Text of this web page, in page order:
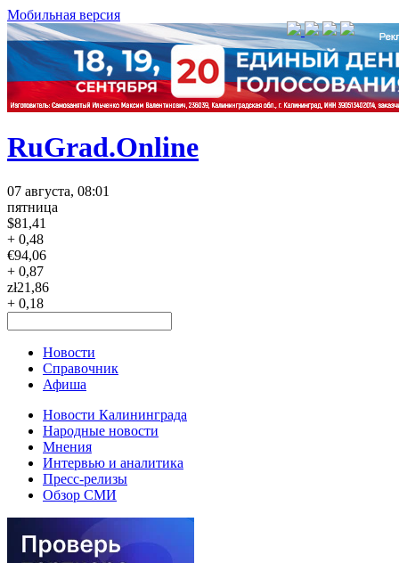
Мобильная версия
RuGrad.Online
07 августа, 08:01
пятница
$81,41
+ 0,48
€94,06
+ 0,87
zł21,86
+ 0,18
Новости
Справочник
Афиша
Новости Калининграда
Народные новости
Мнения
Интервью и аналитика
Пресс-релизы
Обзор СМИ